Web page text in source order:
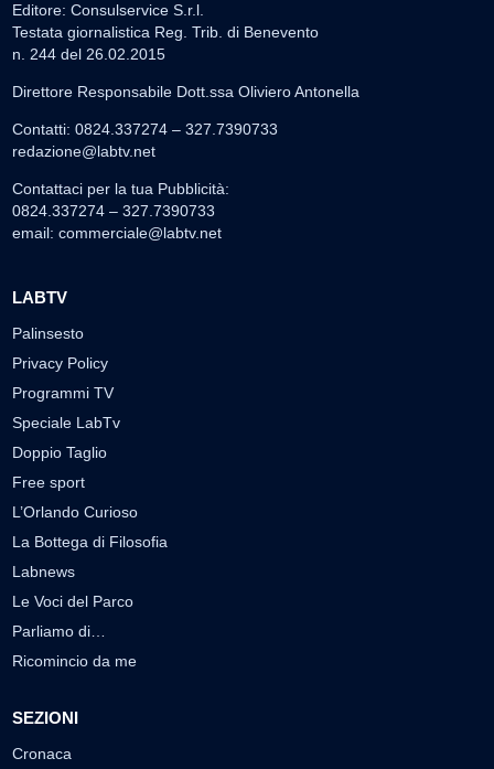
Editore: Consulservice S.r.l.
Testata giornalistica Reg. Trib. di Benevento
n. 244 del 26.02.2015
Direttore Responsabile Dott.ssa Oliviero Antonella
Contatti: 0824.337274 – 327.7390733
redazione@labtv.net
Contattaci per la tua Pubblicità:
0824.337274 – 327.7390733
email: commerciale@labtv.net
LABTV
Palinsesto
Privacy Policy
Programmi TV
Speciale LabTv
Doppio Taglio
Free sport
L’Orlando Curioso
La Bottega di Filosofia
Labnews
Le Voci del Parco
Parliamo di…
Ricomincio da me
SEZIONI
Cronaca